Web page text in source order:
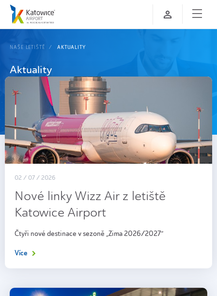
NAŠE LETIŠTĚ AKTUALITY
Aktuality
02 / 07 / 2026
Nové linky Wizz Air z letiště
Katowice Airport
Čtyři nové destinace v sezoně „Zima 2026/2027“
Více